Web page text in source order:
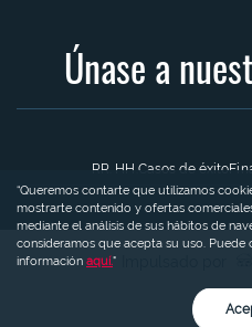
Únase a
RR. HH. Casos de éxito
“Queremos contarte que utilizamos
mostrarte contenido y ofertas
mediante el análisis de sus hábitos de
consideramos que acepta su uso.
información aquí."